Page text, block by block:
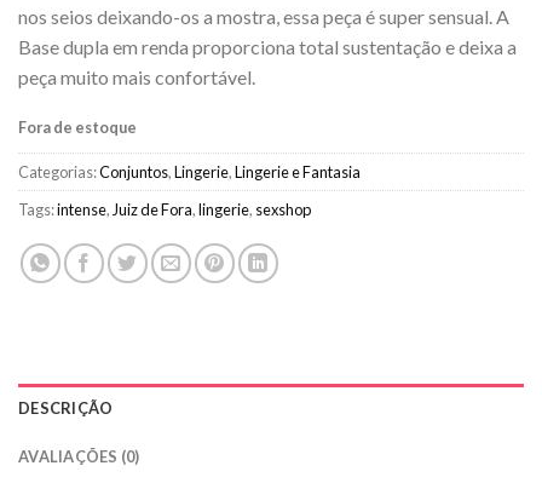
nos seios deixando-os a mostra, essa peça é super sensual. A
Base dupla em renda proporciona total sustentação e deixa a
peça muito mais confortável.
Fora de estoque
Categorias:Conjuntos,Lingerie,Lingerie e Fantasia
Tags:intense, Juiz de Fora,lingerie, sexshop
DESCRIÇÃO
AVALIAÇÕES (0)